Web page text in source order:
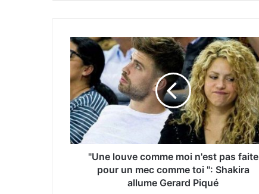
"Une louve comme moi n'est pas faite
pour un mec comme toi ": Shakira
allume Gerard Piqué